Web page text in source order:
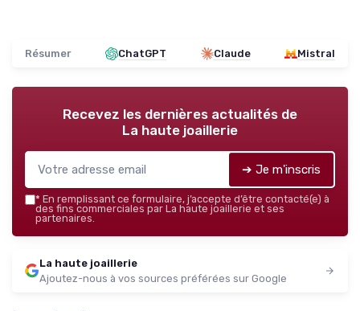
Résumer ChatGPT Claude Mistral
Recevez les dernières actualités de
La haute joaillerie
➔ Je m'inscris
* En remplissant ce formulaire, j’accepte d’être contacté(e) à
des fins commerciales par La haute joaillerie et ses
partenaires.
La haute joaillerie
Ajoutez-nous à vos sources préférées sur Google